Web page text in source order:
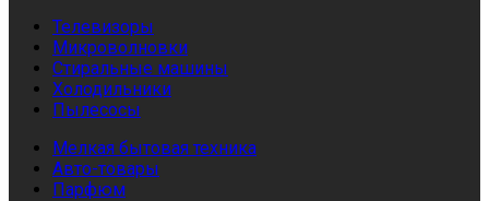
Телевизоры
Микроволновки
Стиральные машины
Холодильники
Пылесосы
Мелкая бытовая техника
Авто-товары
Парфюм